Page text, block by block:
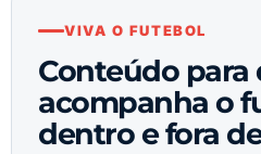
VIVA O FUTEBOL
Conteúdo para
acompanha o
dentro e fora